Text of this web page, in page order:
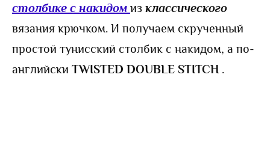
столбике с накидом из классического
вязания крючком. И получаем скрученный
простой тунисский столбик с накидом, а по-
английски TWISTED DOUBLE STITCH .